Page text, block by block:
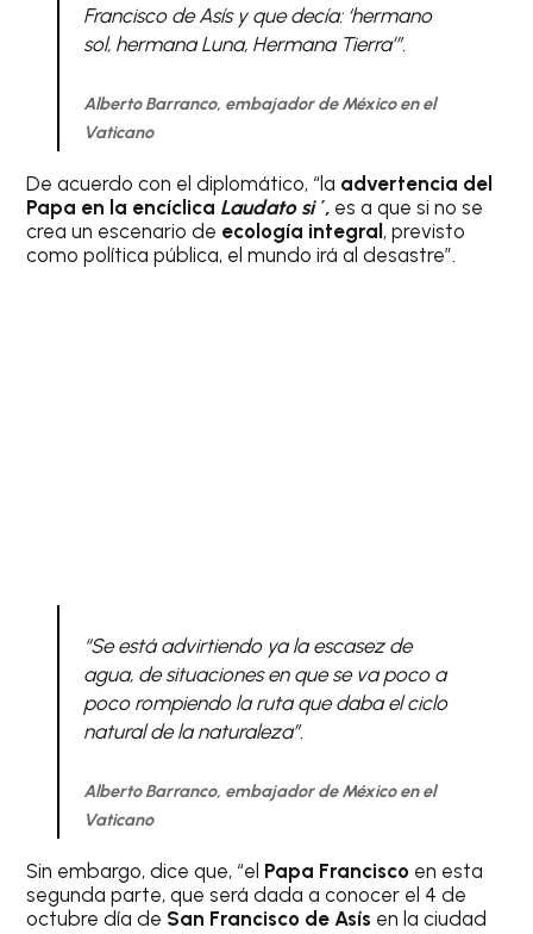
Francisco de Asís y que decía: ‘hermano
sol, hermana Luna, Hermana Tierra’”.
Alberto Barranco, embajador de México en el
Vaticano
De acuerdo con el diplomático, “la advertencia del
Papa en la encíclica Laudato si´, es a que si no se
crea un escenario de ecología integral , previsto
como política pública, el mundo irá al desastre”.
“Se está advirtiendo ya la escasez de
agua, de situaciones en que se va poco a
poco rompiendo la ruta que daba el ciclo
natural de la naturaleza”.
Alberto Barranco, embajador de México en el
Vaticano
Sin embargo, dice que, “el Papa Francisco en esta
segunda parte, que será dada a conocer el 4 de
octubre día de San Francisco de Asís en la ciudad